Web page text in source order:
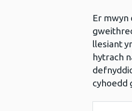
Er mwyn
llesiant
hytrach
cyhoedd